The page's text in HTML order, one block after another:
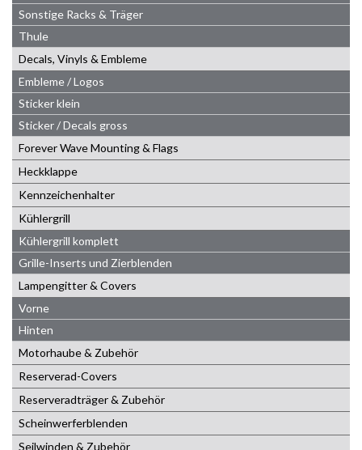
Sonstige Racks & Träger
Thule
Decals, Vinyls & Embleme
Embleme / Logos
Sticker klein
Sticker / Decals gross
Forever Wave Mounting & Flags
Heckklappe
Kennzeichenhalter
Kühlergrill
Kühlergrill komplett
Grille-Inserts und Zierblenden
Lampengitter & Covers
Vorne
Hinten
Motorhaube & Zubehör
Reserverad-Covers
Reserveradträger & Zubehör
Scheinwerferblenden
Seilwinden & Zubehör